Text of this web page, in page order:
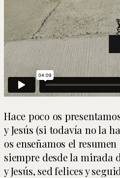
Hace poco os
y Jesús (si todavía no la
os enseñamos el
siempre desde la mirada
y Jesús, sed felices y